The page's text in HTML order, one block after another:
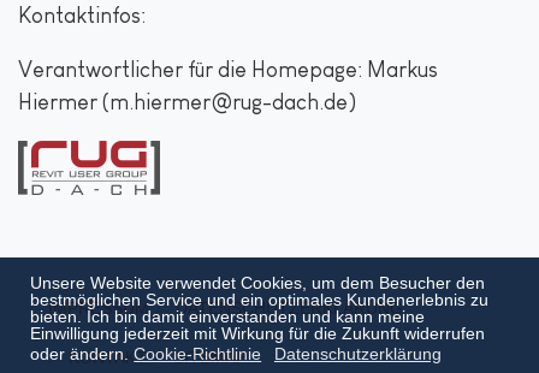
Unsere Website verwendet Cookies, um dem Besucher den
bestmöglichen Service und ein optimales Kundenerlebnis zu
bieten. Ich bin damit einverstanden und kann meine
Einwilligung jederzeit mit Wirkung für die Zukunft widerrufen
oder ändern. Cookie-Richtlinie Datenschutzerklärung
Kontaktinfos:
Verantwortlicher für die Homepage: Markus
Hiermer (m.hiermer@rug-dach.de)
IMPRESSUM DATENSCHUTZERKLÄRUNG
KONTAKT SITEMAP